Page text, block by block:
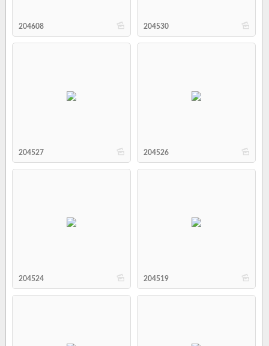
b
204608 b
204530
b
204527 b
204526
b
204524 b
204519